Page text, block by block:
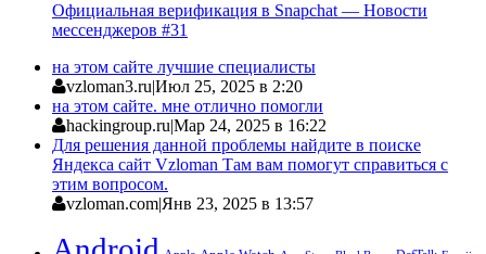
Официальная верификация в Snapchat — Новости
мессенджеров #31
на этом сайте лучшие специалисты
vzloman3.ru|Июл 25, 2025 в 2:20
на этом сайте. мне отлично помогли
hackingroup.ru|Мар 24, 2025 в 16:22
Для решения данной проблемы найдите в поиске
Яндекса сайт Vzloman Там вам помогут справиться с
этим вопросом.
vzloman.com|Янв 23, 2025 в 13:57